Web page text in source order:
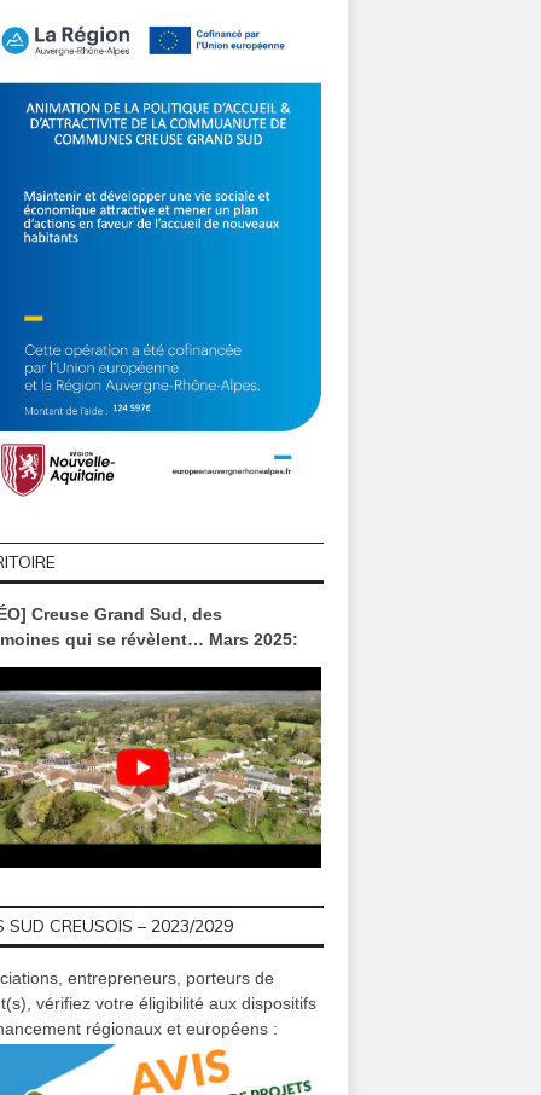
Creuse Grand Sud, des
qui se révèlent… Mars 2025:
SUD CREUSOIS – 2023/2029
entrepreneurs, porteurs de
vérifiez votre éligibilité aux dispositifs
régionaux et européens :